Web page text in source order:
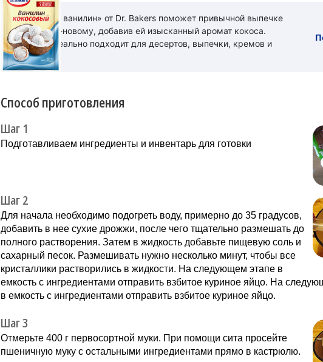
«Кокосовый ванилин» от Dr. Bakers поможет привычной выпечке
заиграть по-новому, добавив ей изысканный аромат кокоса.
Новинка идеально подходит для десертов, выпечки, кремов и
напитков.
Способ приготовления
Шаг 1
Подготавливаем ингредиенты и инвентарь для готовки
Шаг 2
Для начала необходимо подогреть воду, примерно до 35 градусов,
добавить в нее сухие дрожжи, после чего тщательно размешать до
полного растворения. Затем в жидкость добавьте пищевую соль и
сахарный песок. Размешивать нужно несколько минут, чтобы все
кристаллики растворились в жидкости. На следующем этапе в
емкость с ингредиентами отправить взбитое куриное яйцо. На
в емкость с ингредиентами отправить взбитое куриное яйцо.
Шаг 3
Отмерьте 400 г первосортной муки. При помощи сита просейте
пшеничную муку с остальными ингредиентами прямо в кастрюлю.